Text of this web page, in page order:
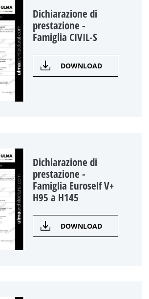
Dichiarazione di
prestazione -
Famiglia CIVIL-S
DOWNLOAD
Dichiarazione di
prestazione -
Famiglia Euroself V+
H95 a H145
DOWNLOAD